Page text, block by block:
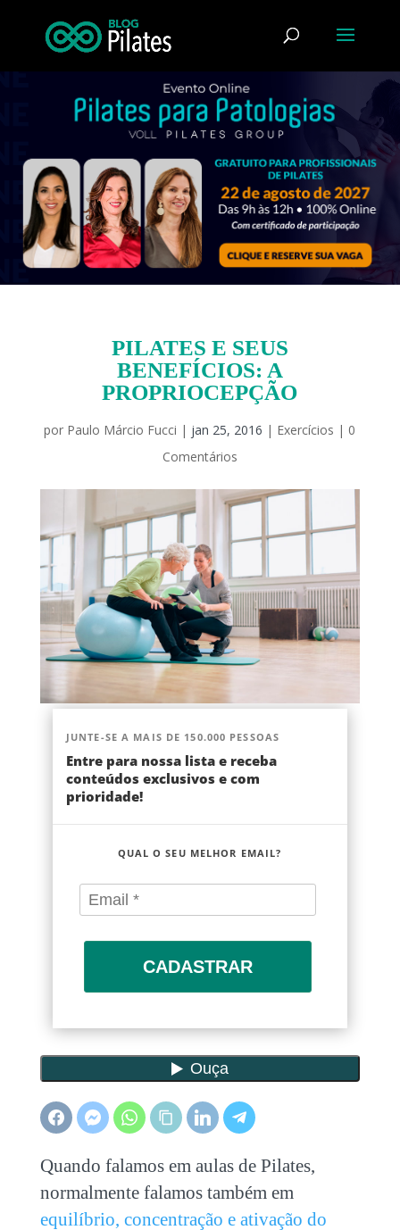
PILATES E SEUS
BENEFÍCIOS: A
PROPRIOCEPÇÃO
por Paulo Márcio Fucci | jan 25, 2016 | Exercícios | 0
Comentários
JUNTE-SE A MAIS DE 150.000 PESSOAS
Entre para nossa lista e receba
conteúdos exclusivos e com
prioridade!
QUAL O SEU MELHOR EMAIL?
CADASTRAR
Quando falamos em aulas de Pilates,
normalmente falamos também em
equilíbrio, concentração e ativação do